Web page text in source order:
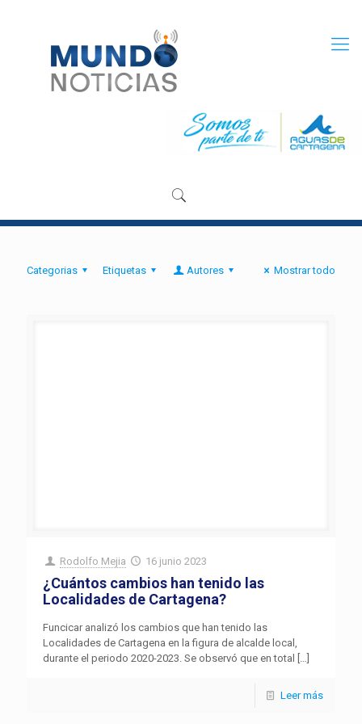
Categorias Etiquetas Autores Mostrar todo
Rodolfo Mejia 16 junio 2023
¿Cuántos cambios han tenido las
Localidades de Cartagena?
Funcicar analizó los cambios que han tenido las
Localidades de Cartagena en la figura de alcalde local,
durante el periodo 2020-2023. Se observó que en total
Leer más